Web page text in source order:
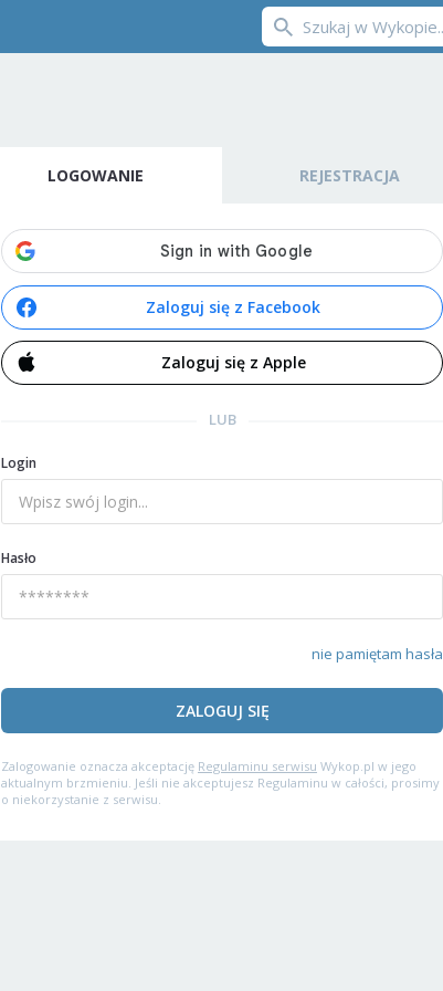
LOGOWANIE REJESTRACJA
Zaloguj się z Facebook
Zaloguj się z Apple
LUB
Login
Hasło
nie pamiętam hasła
ZALOGUJ SIĘ
Zalogowanie oznacza akceptację Regulaminu serwisu Wykop.pl w jego
aktualnym brzmieniu. Jeśli nie akceptujesz Regulaminu w całości, prosimy
o niekorzystanie z serwisu.